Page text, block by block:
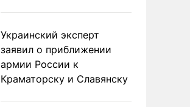
Украинский эксперт
заявил о приближении
армии России к
Краматорску и Славянску